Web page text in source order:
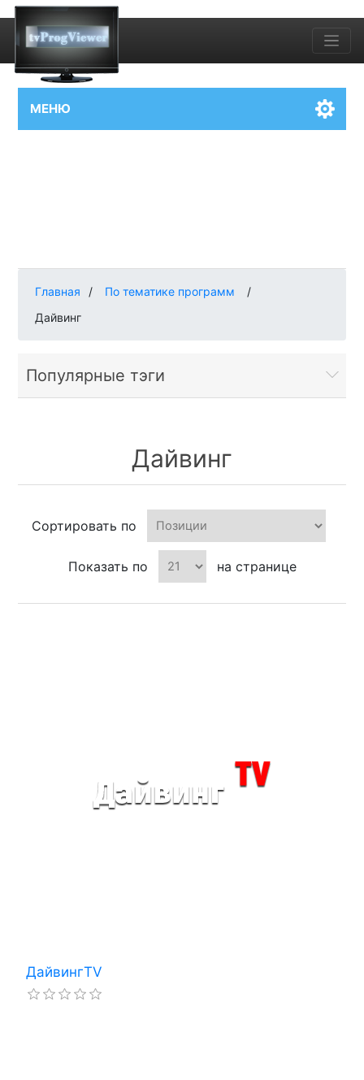
МЕНЮ
Главная / По тематике программ
/
Дайвинг
Популярные тэги
Дайвинг
Сортировать по
Показать по на странице
ДайвингTV